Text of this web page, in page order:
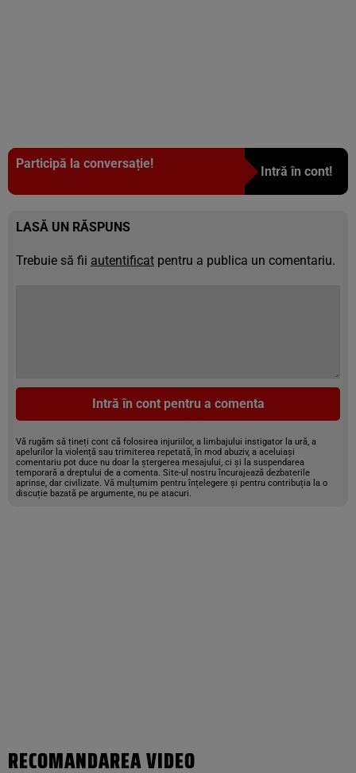
Participă la conversație!
Intră în cont!
LASĂ UN RĂSPUNS
Trebuie să fii autentificat pentru a publica un comentariu.
Intră în cont pentru a comenta
Vă rugăm să țineți cont că folosirea injuriilor, a limbajului instigator la ură, a
apelurilor la violență sau trimiterea repetată, în mod abuziv, a aceluiași
comentariu pot duce nu doar la ștergerea mesajului, ci și la suspendarea
temporară a dreptului de a comenta. Site-ul nostru încurajează dezbaterile
aprinse, dar civilizate. Vă mulțumim pentru înțelegere și pentru contribuția la o
discuție bazată pe argumente, nu pe atacuri.
RECOMANDAREA VIDEO